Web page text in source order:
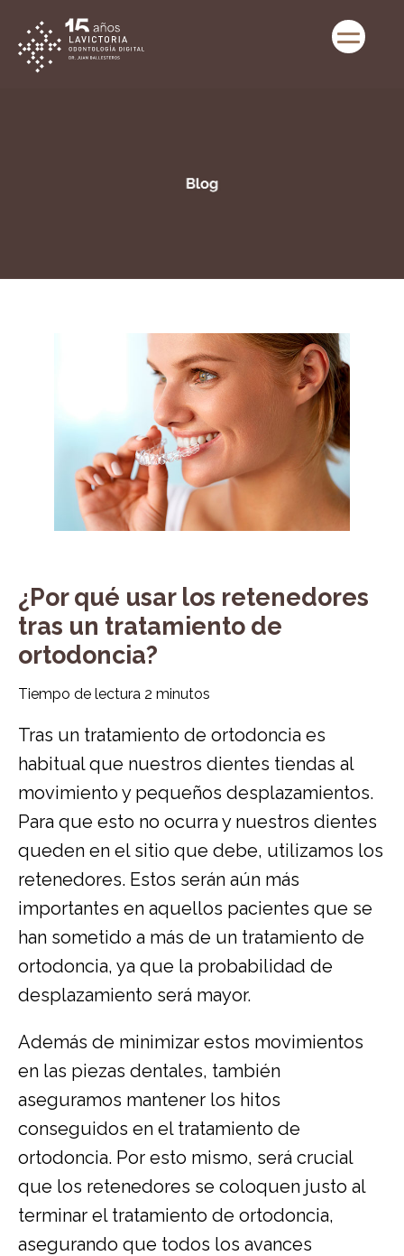
¿Por qué usar los retenedores
tras un tratamiento de
ortodoncia?
Tiempo de lectura 2 minutos
Tras un tratamiento de ortodoncia es
habitual que nuestros dientes tiendas al
movimiento y pequeños desplazamientos.
Para que esto no ocurra y nuestros dientes
queden en el sitio que debe, utilizamos los
retenedores. Estos serán aún más
importantes en aquellos pacientes que se
han sometido a más de un tratamiento de
ortodoncia, ya que la probabilidad de
desplazamiento será mayor.
Además de minimizar estos movimientos
en las piezas dentales, también
aseguramos mantener los hitos
conseguidos en el tratamiento de
ortodoncia. Por esto mismo, será crucial
que los retenedores se coloquen justo al
terminar el tratamiento de ortodoncia,
asegurando que todos los avances